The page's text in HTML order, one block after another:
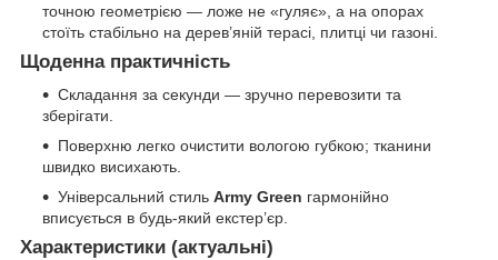
точною геометрією — ложе не «гуляє», а на опорах
стоїть стабільно на дерев’яній терасі, плитці чи газоні.
Щоденна практичність
Складання за секунди — зручно перевозити та
зберігати.
Поверхню легко очистити вологою губкою; тканини
швидко висихають.
Універсальний стиль Army Green гармонійно
вписується в будь-який екстер’єр.
Характеристики (актуальні)